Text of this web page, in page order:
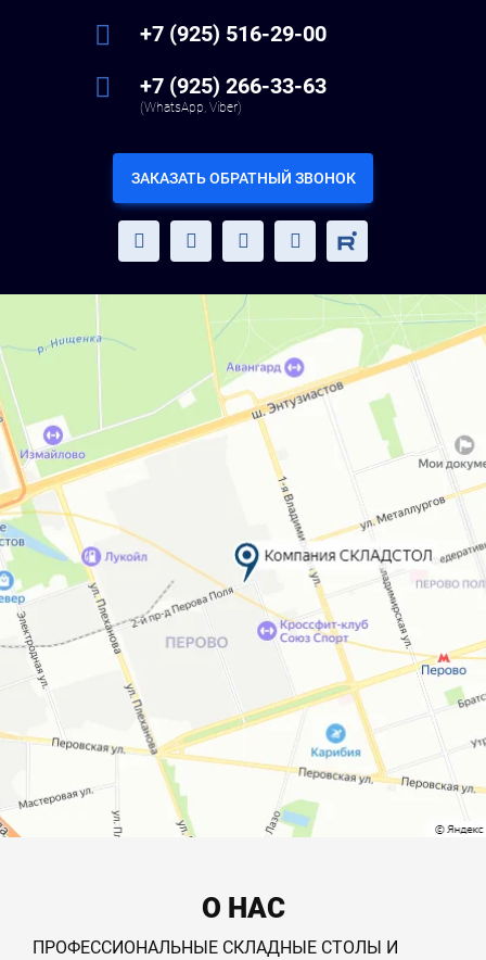
+7 (925) 516-29-00
+7 (925) 266-33-63
(WhatsApp, Viber)
ЗАКАЗАТЬ ОБРАТНЫЙ ЗВОНОК
О НАС
ПРОФЕССИОНАЛЬНЫЕ СКЛАДНЫЕ СТОЛЫ И